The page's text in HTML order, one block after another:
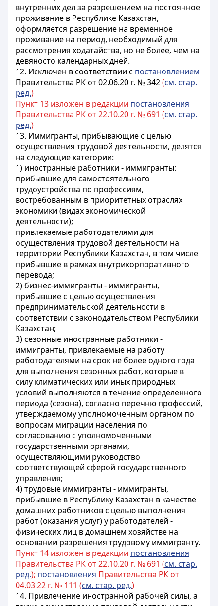
внутренних дел за разрешением на постоянное
проживание в Республике Казахстан,
оформляется разрешение на временное
проживание на период, необходимый для
рассмотрения ходатайства, но не более, чем на
девяносто календарных дней.
12. Исключен в соответствии с постановлением
Правительства РК от 02.06.20 г. № 342(см. стар.
ред.)
Пункт 13 изложен в редакции постановления
Правительства РК от 22.10.20 г. № 691 (см. стар.
ред.)
13. Иммигранты, прибывающие с целью
осуществления трудовой деятельности, делятся
на следующие категории:
1) иностранные работники - иммигранты:
прибывшие для самостоятельного
трудоустройства по профессиям,
востребованным в приоритетных отраслях
экономики (видах экономической
деятельности);
привлекаемые работодателями для
осуществления трудовой деятельности на
территории Республики Казахстан, в том числе
прибывшие в рамках внутрикорпоративного
перевода;
2) бизнес-иммигранты - иммигранты,
прибывшие с целью осуществления
предпринимательской деятельности в
соответствии с законодательством Республики
Казахстан;
3) сезонные иностранные работники -
иммигранты, привлекаемые на работу
работодателями на срок не более одного года
для выполнения сезонных работ, которые в
силу климатических или иных природных
условий выполняются в течение определенного
периода (сезона), согласно перечню профессий,
утверждаемому уполномоченным органом по
вопросам миграции населения по
согласованию с уполномоченными
государственными органами,
осуществляющими руководство
соответствующей сферой государственного
управления;
4) трудовые иммигранты - иммигранты,
прибывшие в Республику Казахстан в качестве
домашних работников с целью выполнения
работ (оказания услуг) у работодателей -
физических лиц в домашнем хозяйстве на
основании разрешения трудовому иммигранту.
Пункт 14 изложен в редакции постановления
Правительства РК от 22.10.20 г. № 691 (см. стар.
ред.); постановления Правительства РК от
04.03.22 г. № 111 (см. стар. ред.)
14. Привлечение иностранной рабочей силы, а